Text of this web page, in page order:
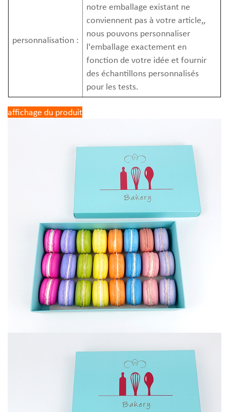
personnalisation :
notre emballage existant ne
conviennent pas à votre article,,
nous pouvons personnaliser
l'emballage exactement en
fonction de votre idée et fournir
des échantillons personnalisés
pour les tests.
affichage du produit